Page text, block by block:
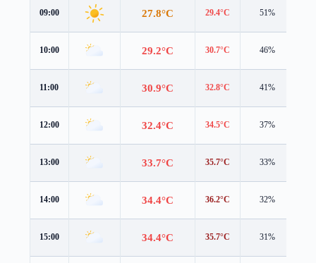
09:00 27.8°C 29.4°C 51%
10:00 29.2°C 30.7°C 46%
11:00 30.9°C 32.8°C 41%
12:00 32.4°C 34.5°C 37%
13:00 33.7°C 35.7°C 33%
14:00 34.4°C 36.2°C 32%
15:00 34.4°C 35.7°C 31%